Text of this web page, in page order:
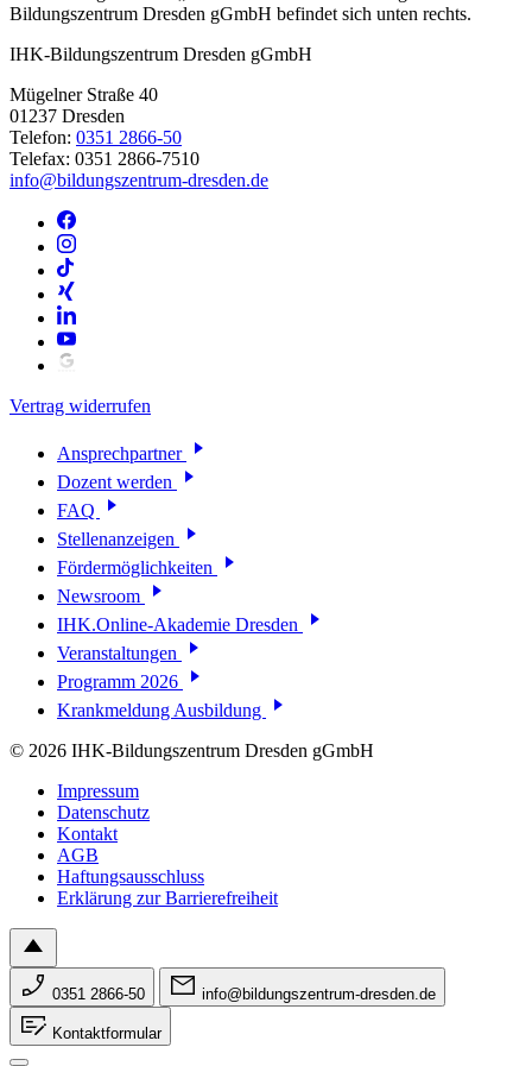
IHK-Bildungszentrum Dresden gGmbH
Mügelner Straße 40
01237 Dresden
Telefon: 0351 2866-50
Telefax: 0351 2866-7510
info@bildungszentrum-dresden.de
Vertrag widerrufen
Ansprechpartner
Dozent werden
FAQ
Stellenanzeigen
Fördermöglichkeiten
Newsroom
IHK.Online-Akademie Dresden
Veranstaltungen
Programm 2026
Krankmeldung Ausbildung
© 2026 IHK-Bildungszentrum Dresden gGmbH
Impressum
Datenschutz
Kontakt
AGB
Haftungsausschluss
Erklärung zur Barrierefreiheit
0351 2866-50 info@bildungszentrum-dresden.de
Kontaktformular